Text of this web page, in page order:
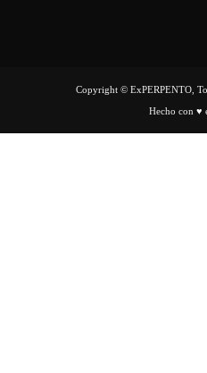
Copyright © ExPERPENTO,
Hecho con ♥